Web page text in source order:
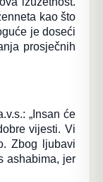
kao što
je doseći
prosječnih
„Insan će
vijesti. Vi
Zbog ljubavi
ashabima, jer